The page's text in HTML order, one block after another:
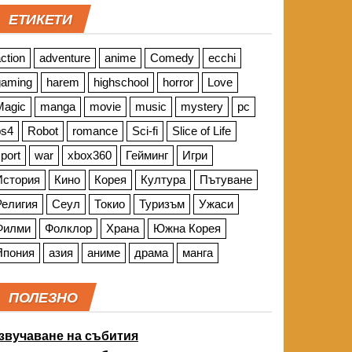
ЕТИКЕТИ
adventure anime Comedy
ecchi
harem highschool horror
Love
manga movie music mystery
pc
Robot romance Sci-fi
Slice of Life
war xbox360 Гейминг
Игри
Кино Корея Култура
Пътуване
Сеул Токио Туризъм
Ужаси
Фолклор Храна
Южна Корея
азия аниме драма манга
ПОЛЕЗНО
на събития